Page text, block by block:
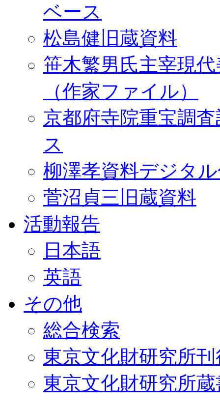
ベース
松島健旧蔵資料
笹木繁男氏主宰現
（作家ファイル）
京都府寺院重宝調
ス
柳澤孝資料デジタ
菅沼貞三旧蔵資料
活動報告
日本語
英語
その他
総合検索
東京文化財研究所
東京文化財研究所